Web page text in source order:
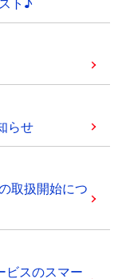
らせ
取扱開始につ
ビスのスマー